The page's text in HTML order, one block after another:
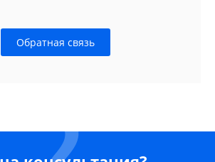
Обратная связь